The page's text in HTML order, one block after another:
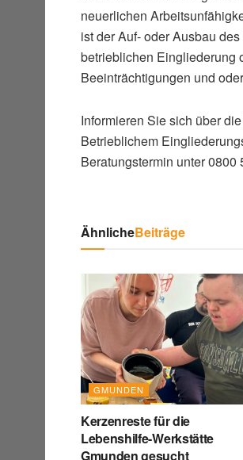
neuerlichen
ist der Auf- oder Ausbau
betrieblichen Eingliederung
Beeinträchtigungen und
Informieren Sie sich über
Betrieblichem
Beratungstermin unter 0800
ÄhnlicheBeiträge
GMUNDEN
Kerzenreste für die
Lebenshilfe-Werkstätte
Gmunden gesucht